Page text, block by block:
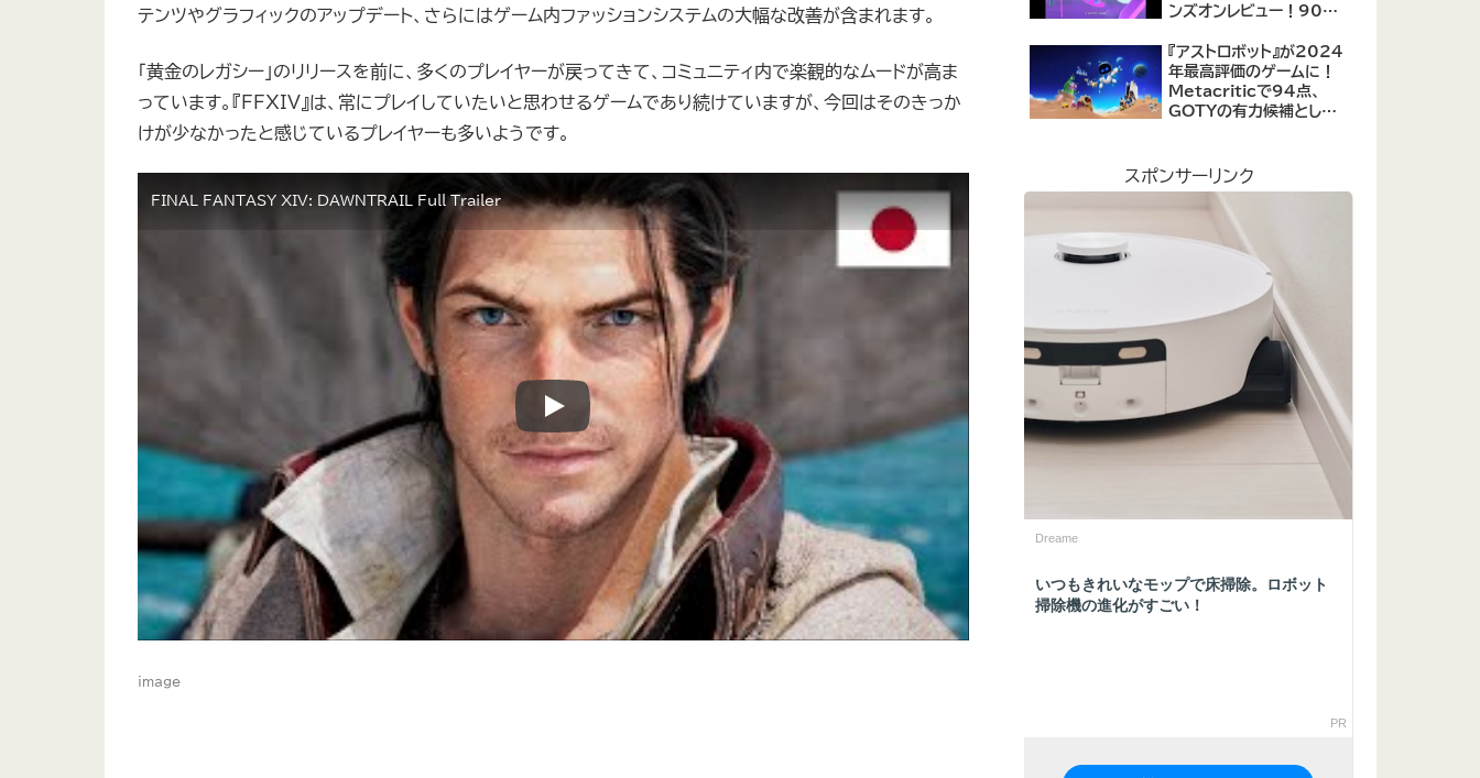
テンツやグラフィックのアップデート、さらにはゲーム内ファッションシステムの大幅な改善が含まれます。
「黄金のレガシー」のリリースを前に、多くのプレイヤーが戻ってきて、コミュニティ内で楽観的なムードが高ま
っています。『FFXIV』は、常にプレイしていたいと思わせるゲームであり続けていますが、今回はそのきっか
けが少なかったと感じているプレイヤーも多いようです。
FINAL FANTASY XIV: DAWNTRAIL Full Trailer
image
ンズオンレビュー！90年
再現したノスタルジックア
クション
『アストロボット』が2024
年最高評価のゲームに！
Metacriticで94点、
GOTYの有力候補として
スポンサーリンク